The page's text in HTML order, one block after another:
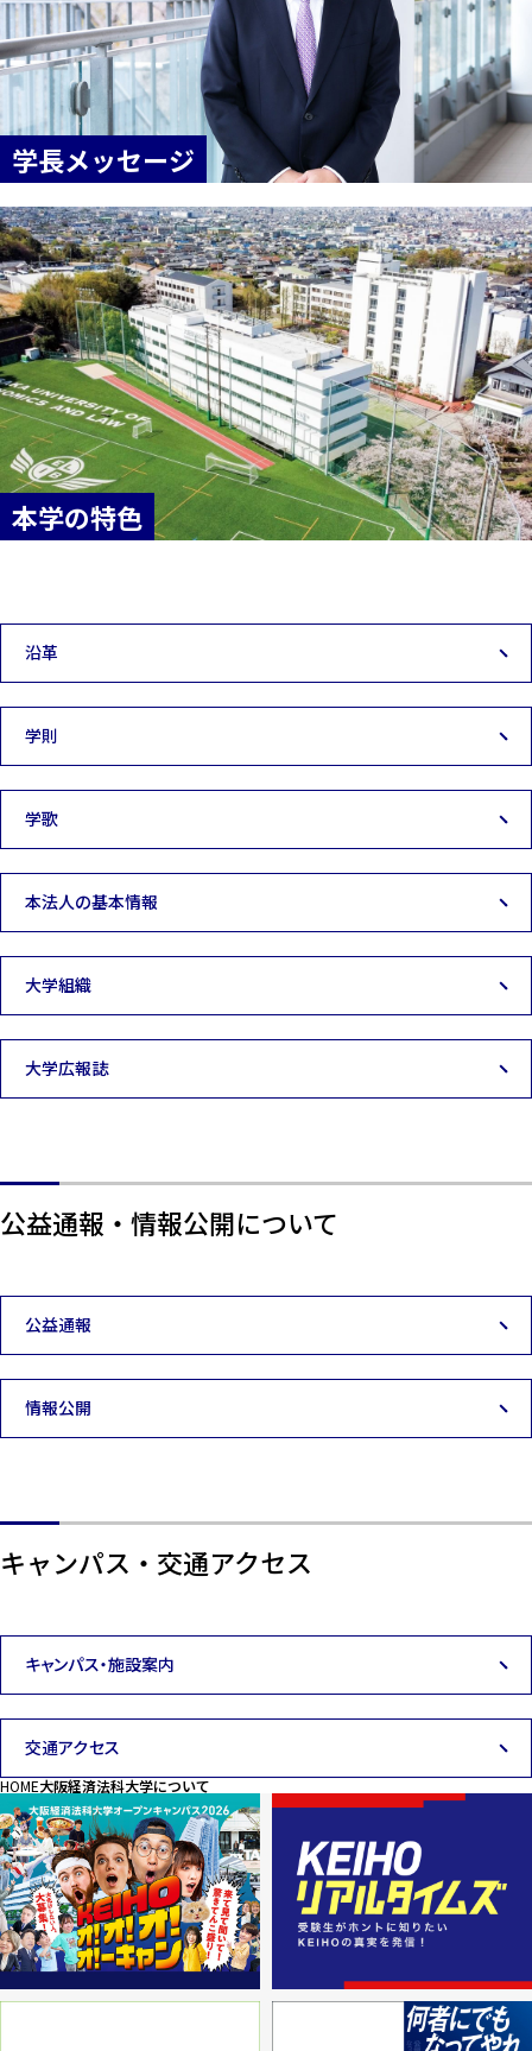
学長メッセージ
本学の特色
沿革
学則
学歌
本法人の基本情報
大学組織
大学広報誌
公益通報・情報公開について
公益通報
情報公開
キャンパス・交通アクセス
キャンパス・施設案内
交通アクセス
HOME大阪経済法科大学について